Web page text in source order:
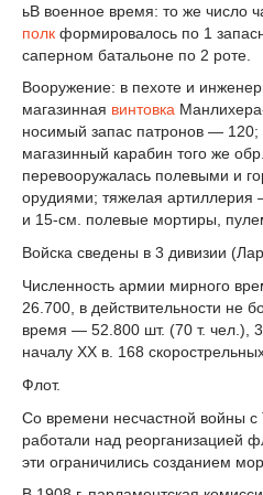
ьВ военное время: то же число
полк формировалось по 1
саперном батальоне по 2 роте.
Вооружение: в пехоте и
магазинная винтовка
носимый запас патронов —
магазинный карабин того же
перевооружалась полевыми и
орудиями; тяжелая
и 15-см. полевые мортиры,
Войска сведены в 3 дивизии
Численность армии мирного
26.700, в действительности не
время — 52.800 шт. (70 т. чел.),
началу XX в. 168
Флот.
Со времени несчастной войны с
работали над реорганизацией
эти ограничились созданием